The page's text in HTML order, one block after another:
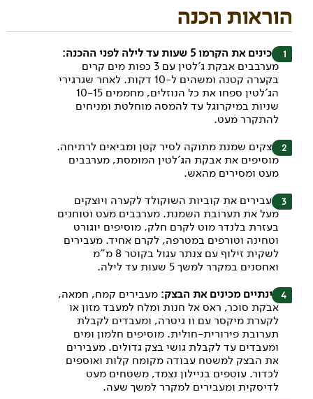
הוראות הכנה
מכינים את הקרמו 5 שעות עד לילה לפני ההכנה:
מערבבים אבקת ג'לטין עם 3 כפות מים קרים
בקערה קטנה ומשהים ל-10 דקות. לאחר שגרגירי
הג'לטין ספחו את כל הנוזלים, מחממים 10-15
שניות במיקרוגל עד להמסה מוחלטת ומניחים
להתקרר מעט.
יוצקים שמנת מתוקה לסיר קטן ומביאים לרתיחה.
מוסיפים את אבקת הג'לטין המומסת, מערבבים
מעט ומסירים מהאש.
מעבירים את קוביות השוקולד לקערה ויוצקים
מעל את תערובת השמנת. מערבבים מעט וטוחנים
בעזרת בלנדר מוט לקרם חלק. מוסיפים יוגורט
וטחינה וטורפים במטרפה, לקרם אחיד. מעבירים
לשקית זילוף עם צנתר עגול בקוטר 8 מ"מ
ואחסנים במקרר למשך 5 שעות עד לילה.
בינתיים מכינים את הבצק: מעבירים קמח, חמאה,
אבקת סוכר, ראס אל חנות ומלח למעבד מזון או
לקערת מיקסר עם וו גיטרה, ומעבדים לקבלת
תערובת פירורית-חולית. מוסיפים חלמון ומים
ומעבדים עד לקבלת גושי בצק גדולים. מעבירים
את הבצק למשטח עבודה מקומח קלות ואוספים
לכדור. עוטפים בניילון נצמד, משטחים מעט
לדיסקית ומעבירים למקרר למשך שעה.